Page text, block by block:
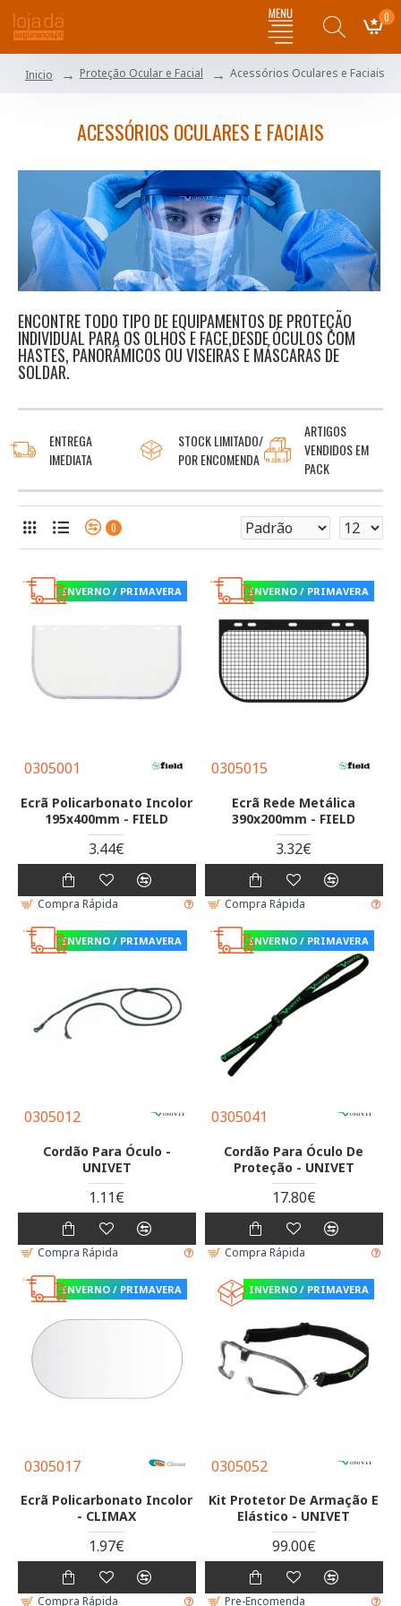
0
Inicio Proteção Ocular e Facial Acessórios Oculares e Faciais
ACESSÓRIOS OCULARES E FACIAIS
ENCONTRE TODO TIPO DE EQUIPAMENTOS DE PROTEÇÃO
INDIVIDUAL PARA OS OLHOS E FACE,DESDE ÓCULOS COM
HASTES, PANORÂMICOS OU VISEIRAS E MÁSCARAS DE
SOLDAR.
ENTREGA
IMEDIATA
STOCK LIMITADO/
POR ENCOMENDA
ARTIGOS
VENDIDOS EM
PACK
0
INVERNO / PRIMAVERA
0305001
Ecrã Policarbonato Incolor
195x400mm - FIELD
3.44€
Compra Rápida
INVERNO / PRIMAVERA
0305015
Ecrã Rede Metálica
390x200mm - FIELD
3.32€
Compra Rápida
INVERNO / PRIMAVERA
0305012
Cordão Para Óculo -
UNIVET
1.11€
Compra Rápida
INVERNO / PRIMAVERA
0305041
Cordão Para Óculo De
Proteção - UNIVET
17.80€
Compra Rápida
INVERNO / PRIMAVERA
0305017
Ecrã Policarbonato Incolor
- CLIMAX
1.97€
Compra Rápida
INVERNO / PRIMAVERA
0305052
Kit Protetor De Armação E
Elástico - UNIVET
99.00€
Pre-Encomenda